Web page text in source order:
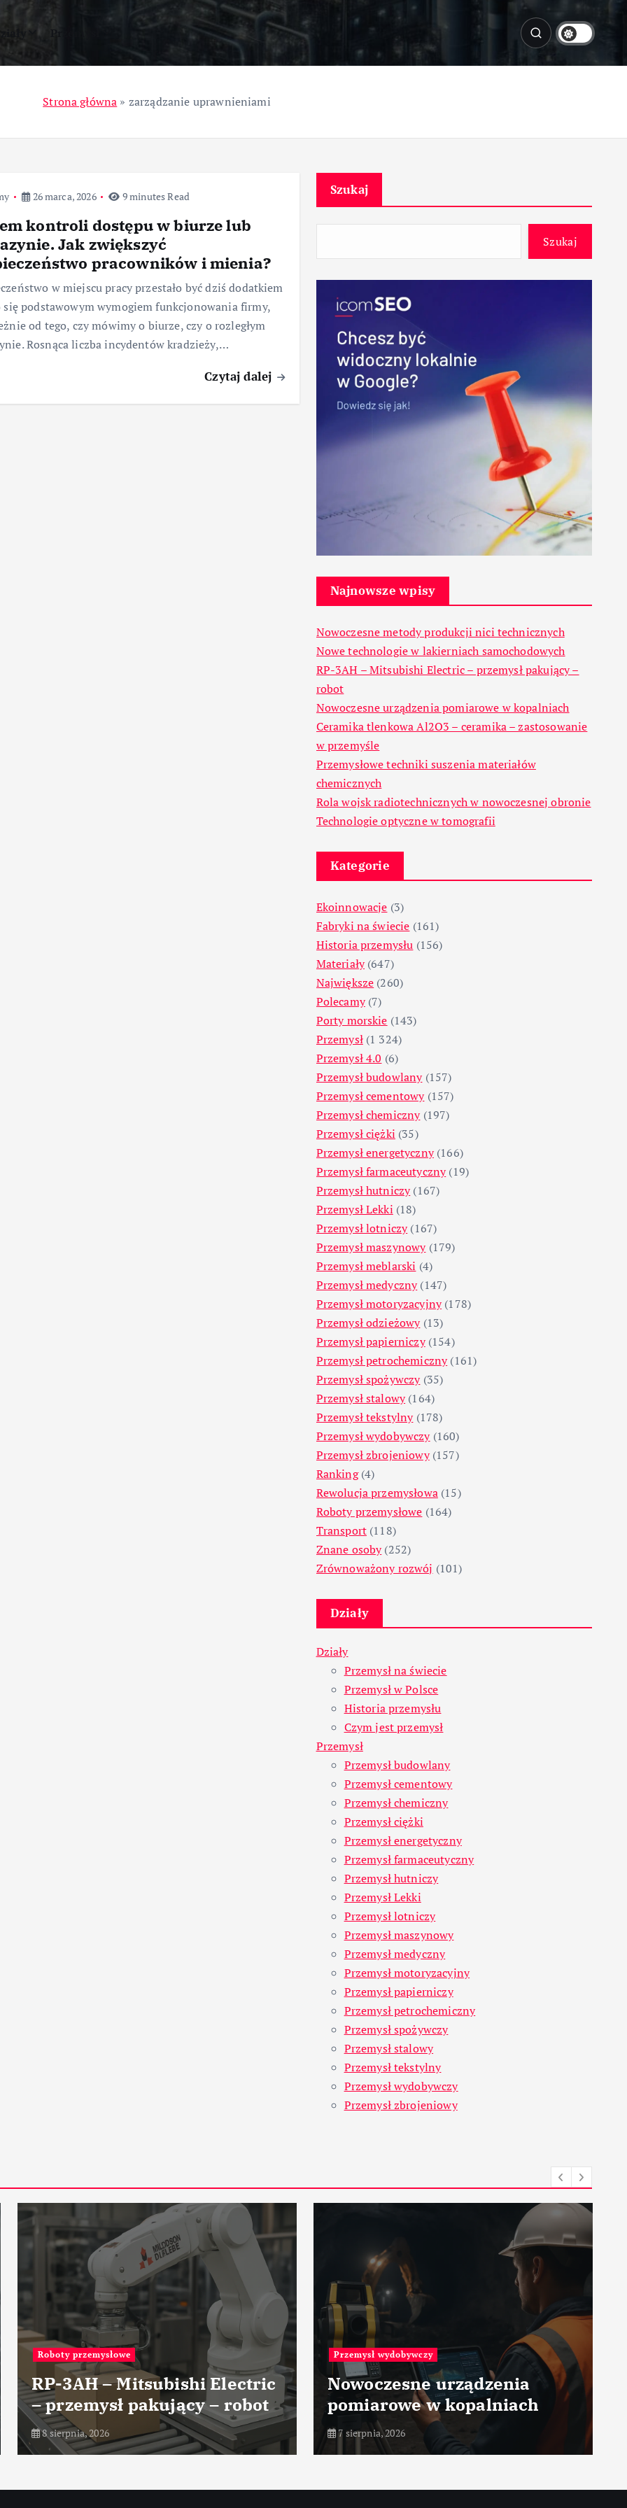
Przemysł
Strona główna » zarządzanie uprawnieniami
26 marca, 2026 9 minutes Read
kontroli dostępu w biurze lub
Jak zwiększyć
pracowników i mienia?
w miejscu pracy przestało być dziś dodatkiem
się podstawowym wymogiem funkcjonowania firmy,
od tego, czy mówimy o biurze, czy o rozległym
Rosnąca liczba incydentów kradzieży,…
Czytaj dalej
Szukaj
Szukaj
Najnowsze wpisy
Nowoczesne metody produkcji nici technicznych
Nowe technologie w lakierniach samochodowych
RP-3AH – Mitsubishi Electric – przemysł pakujący –
robot
Nowoczesne urządzenia pomiarowe w kopalniach
Ceramika tlenkowa Al2O3 – ceramika – zastosowanie
w przemyśle
Przemysłowe techniki suszenia materiałów
chemicznych
Rola wojsk radiotechnicznych w nowoczesnej obronie
Technologie optyczne w tomografii
Kategorie
Ekoinnowacje (3)
Fabryki na świecie (161)
Historia przemysłu (156)
Materiały(647)
Największe (260)
Polecamy(7)
Porty morskie (143)
Przemysł(1 324)
Przemysł 4.0 (6)
Przemysł budowlany(157)
Przemysł cementowy(157)
Przemysł chemiczny(197)
Przemysł ciężki (35)
Przemysł energetyczny(166)
Przemysł farmaceutyczny(19)
Przemysł hutniczy(167)
Przemysł Lekki (18)
Przemysł lotniczy(167)
Przemysł maszynowy(179)
Przemysł meblarski (4)
Przemysł medyczny(147)
Przemysł motoryzacyjny(178)
Przemysł odzieżowy(13)
Przemysł papierniczy(154)
Przemysł petrochemiczny(161)
Przemysł spożywczy(35)
Przemysł stalowy(164)
Przemysł tekstylny(178)
Przemysł wydobywczy(160)
Przemysł zbrojeniowy(157)
Ranking(4)
Rewolucja przemysłowa(15)
Roboty przemysłowe (164)
Transport (118)
Znane osoby(252)
Zrównoważony rozwój (101)
Działy
Działy
Przemysł na świecie
Przemysł w Polsce
Historia przemysłu
Czym jest przemysł
Przemysł
Przemysł budowlany
Przemysł cementowy
Przemysł chemiczny
Przemysł ciężki
Przemysł energetyczny
Przemysł farmaceutyczny
Przemysł hutniczy
Przemysł Lekki
Przemysł lotniczy
Przemysł maszynowy
Przemysł medyczny
Przemysł motoryzacyjny
Przemysł papierniczy
Przemysł petrochemiczny
Przemysł spożywczy
Przemysł stalowy
Przemysł tekstylny
Przemysł wydobywczy
Przemysł zbrojeniowy
Roboty przemysłowe
RP-3AH – Mitsubishi Electric
– przemysł pakujący – robot
8 sierpnia, 2026
Przemysł wydobywczy
Nowoczesne urządzenia
pomiarowe w kopalniach
7 sierpnia, 2026